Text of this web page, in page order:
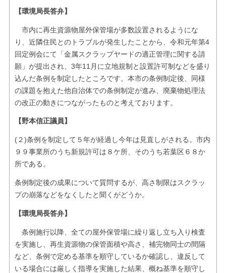
【環境局長答弁】
市内に再生資源物屋外保管場が多数設置されるようにな
り、近隣住民とのトラブルが発生したことから、令和元年第4
回定例会にて「金属スクラップヤードの適正管理に関する請
願」が提出され、3年11月に立地規制と設置許可制などを盛り
込んだ条例を制定したところです。本市の条例制定後、同様
の課題を抱えた他自治体での条例制定が進み、廃棄物処理法
の改正の動きにつながったものと考えております。
【野本信正議員】
(２)条例を制定して５年が経過し今年は見直しがされる。市内
９９事業所のうち新規許可は８ケ所、そのうち若葉区６８か
所である。
条例制定後の成果について質問するが、高さ制限はスクラッ
プの崩落などをなくしたと聞くがどうか。
【環境局長答弁】
条例施行以降、全ての屋外保管場に繰り返し立ち入り検査
を実施し、再生資源物の保管面積や高さ、補完物同士の間隔
など、条例で定める基準を順守しているか確認し、違反して
いる場合には厳しく指導を実施した結果、概ね基準を順守し